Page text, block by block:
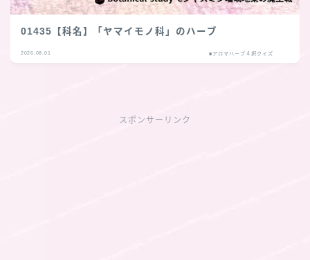
01435【科名】「ヤマイモノ科」のハーブ
2026.08.01 ■アロマハーブ４択クイズ
スポンサーリンク